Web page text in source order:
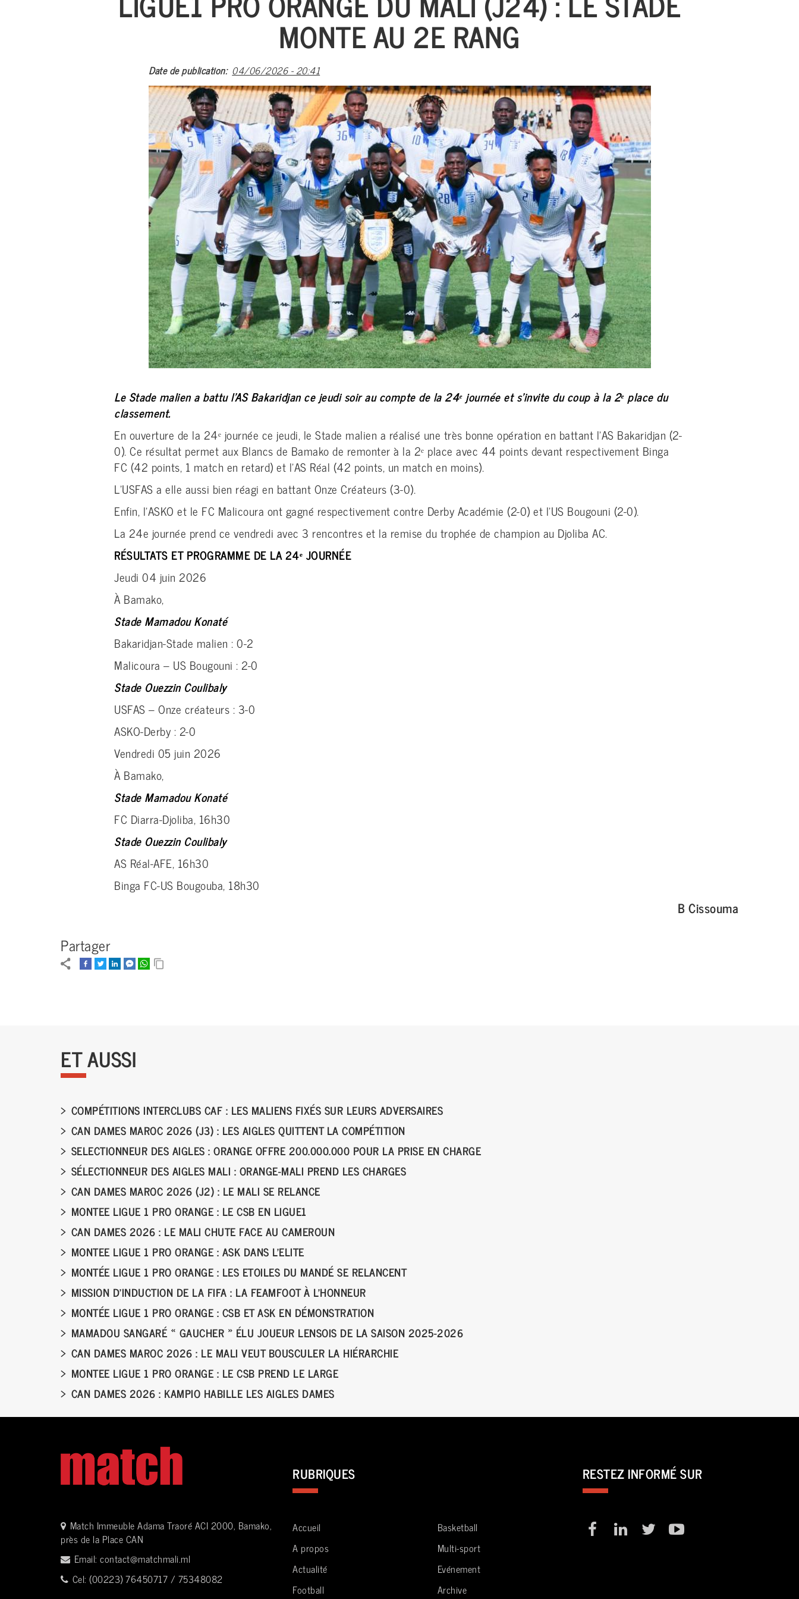
MONTE AU 2E RANG
Date de publication 04/06/2026 - 20:41
Le Stade malien a battu l’AS Bakaridjan ce jeudi soir au compte de la 24ᵉ journée et s’invite du coup à la 2ᵉ place du
classement.
En ouverture de la 24ᵉ journée ce jeudi, le Stade malien a réalisé une très bonne opération en battant l’AS Bakaridjan (2-
0). Ce résultat permet aux Blancs de Bamako de remonter à la 2ᵉ place avec 44 points devant respectivement Binga
FC (42 points, 1 match en retard) et l’AS Réal (42 points, un match en moins).
L’USFAS a elle aussi bien réagi en battant Onze Créateurs (3-0).
Enfin, l’ASKO et le FC Malicoura ont gagné respectivement contre Derby Académie (2-0) et l’US Bougouni (2-0).
La 24e journée prend ce vendredi avec 3 rencontres et la remise du trophée de champion au Djoliba AC.
RÉSULTATS ET PROGRAMME DE LA 24ᵉ JOURNÉE
Jeudi 04 juin 2026
À Bamako,
Stade Mamadou Konaté
Bakaridjan-Stade malien : 0-2
Malicoura – US Bougouni : 2-0
Stade Ouezzin Coulibaly
USFAS – Onze créateurs : 3-0
ASKO-Derby : 2-0
Vendredi 05 juin 2026
À Bamako,
Stade Mamadou Konaté
FC Diarra-Djoliba, 16h30
Stade Ouezzin Coulibaly
AS Réal-AFE, 16h30
Binga FC-US Bougouba, 18h30
B Cissouma
Partager
ET AUSSI
COMPÉTITIONS INTERCLUBS CAF : LES MALIENS FIXÉS SUR LEURS ADVERSAIRES
CAN DAMES MAROC 2026 (J3) : LES AIGLES QUITTENT LA COMPÉTITION
SELECTIONNEUR DES AIGLES : ORANGE OFFRE 200.000.000 POUR LA PRISE EN CHARGE
SÉLECTIONNEUR DES AIGLES MALI : ORANGE-MALI PREND LES CHARGES
CAN DAMES MAROC 2026 (J2) : LE MALI SE RELANCE
MONTEE LIGUE 1 PRO ORANGE : LE CSB EN LIGUE1
CAN DAMES 2026 : LE MALI CHUTE FACE AU CAMEROUN
MONTEE LIGUE 1 PRO ORANGE : ASK DANS L’ELITE
MONTÉE LIGUE 1 PRO ORANGE : LES ETOILES DU MANDÉ SE RELANCENT
MISSION D’INDUCTION DE LA FIFA : LA FEAMFOOT À L’HONNEUR
MONTÉE LIGUE 1 PRO ORANGE : CSB ET ASK EN DÉMONSTRATION
MAMADOU SANGARÉ « GAUCHER » ÉLU JOUEUR LENSOIS DE LA SAISON 2025-2026
CAN DAMES MAROC 2026 : LE MALI VEUT BOUSCULER LA HIÉRARCHIE
MONTEE LIGUE 1 PRO ORANGE : LE CSB PREND LE LARGE
CAN DAMES 2026 : KAMPIO HABILLE LES AIGLES DAMES
Match Immeuble Adama Traoré ACI 2000, Bamako,
près de la Place CAN
Email: contact@matchmali.ml
Cel: (00223) 76450717 / 75348082
RUBRIQUES
Accueil
A propos
Actualité
Football
Basketball
Multi-sport
Evénement
Archive
RESTEZ INFORMÉ SUR